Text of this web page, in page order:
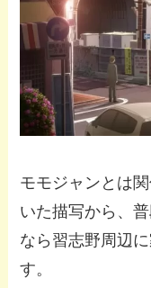
モモジャンとは
いた描写から、
なら習志野周辺
す。